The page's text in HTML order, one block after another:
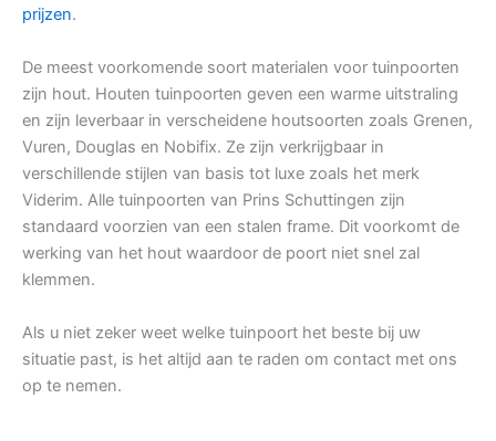
prijzen.
De meest voorkomende soort materialen voor tuinpoorten
zijn hout. Houten tuinpoorten geven een warme uitstraling
en zijn leverbaar in verscheidene houtsoorten zoals Grenen,
Vuren, Douglas en Nobifix. Ze zijn verkrijgbaar in
verschillende stijlen van basis tot luxe zoals het merk
Viderim. Alle tuinpoorten van Prins Schuttingen zijn
standaard voorzien van een stalen frame. Dit voorkomt de
werking van het hout waardoor de poort niet snel zal
klemmen.
Als u niet zeker weet welke tuinpoort het beste bij uw
situatie past, is het altijd aan te raden om contact met ons
op te nemen.